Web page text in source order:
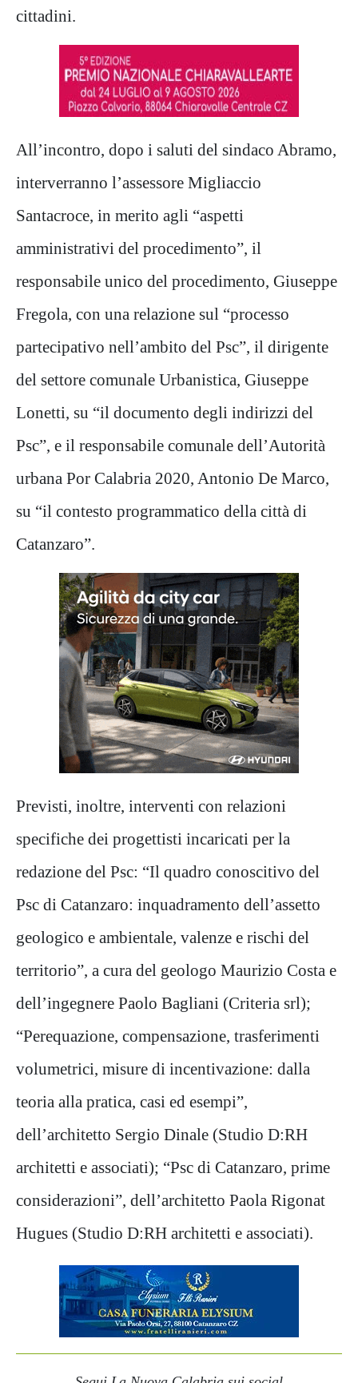
cittadini.
All’incontro, dopo i saluti del sindaco Abramo,
interverranno l’assessore Migliaccio
Santacroce, in merito agli “aspetti
amministrativi del procedimento”, il
responsabile unico del procedimento, Giuseppe
Fregola, con una relazione sul “processo
partecipativo nell’ambito del Psc”, il dirigente
del settore comunale Urbanistica, Giuseppe
Lonetti, su “il documento degli indirizzi del
Psc”, e il responsabile comunale dell’Autorità
urbana Por Calabria 2020, Antonio De Marco,
su “il contesto programmatico della città di
Catanzaro”.
Previsti, inoltre, interventi con relazioni
specifiche dei progettisti incaricati per la
redazione del Psc: “Il quadro conoscitivo del
Psc di Catanzaro: inquadramento dell’assetto
geologico e ambientale, valenze e rischi del
territorio”, a cura del geologo Maurizio Costa e
dell’ingegnere Paolo Bagliani (Criteria srl);
“Perequazione, compensazione, trasferimenti
volumetrici, misure di incentivazione: dalla
teoria alla pratica, casi ed esempi”,
dell’architetto Sergio Dinale (Studio D:RH
architetti e associati); “Psc di Catanzaro, prime
considerazioni”, dell’architetto Paola Rigonat
Hugues (Studio D:RH architetti e associati).